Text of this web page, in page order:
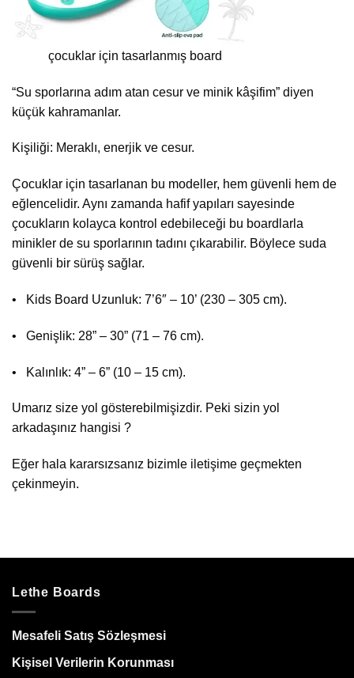
çocuklar için tasarlanmış board
“Su sporlarına adım atan cesur ve minik kâşifim” diyen
küçük kahramanlar.
Kişiliği: Meraklı, enerjik ve cesur.
Çocuklar için tasarlanan bu modeller, hem güvenli hem de
eğlencelidir. Aynı zamanda hafif yapıları sayesinde
çocukların kolayca kontrol edebileceği bu boardlarla
minikler de su sporlarının tadını çıkarabilir. Böylece suda
güvenli bir sürüş sağlar.
• Kids Board Uzunluk: 7’6″ – 10’ (230 – 305 cm).
• Genişlik: 28” – 30” (71 – 76 cm).
• Kalınlık: 4” – 6” (10 – 15 cm).
Umarız size yol gösterebilmişizdir. Peki sizin yol
arkadaşınız hangisi ?
Eğer hala kararsızsanız bizimle iletişime geçmekten
çekinmeyin.
Lethe Boards
Mesafeli Satış Sözleşmesi
Kişisel Verilerin Korunması